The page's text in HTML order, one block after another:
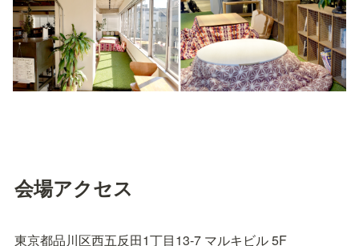
会場アクセス
東京都品川区西五反田1丁目13-7 マルキビル 5F